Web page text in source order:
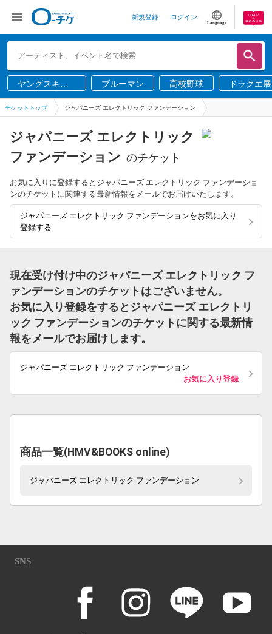
新規登録 ログイン
Language
ヤングスキニ
ー
ブルーマン 高校野球 ドラクエ展
チケットトップ ジャパニーズ エレクトリック ファンデーション
ジャパニーズ エレクトリック
ファンデーション のチケット
お気に入りに登録するとジャパニーズ エレクトリック ファンデーショ
ンのチケットに関連する最新情報をメールでお届けいたします。
ジャパニーズ エレクトリック ファンデーションをお気に入り
登録する
現在受け付け中のジャパニーズ エレクトリック フ
ァンデーションのチケットはございません。
お気に入り登録をするとジャパニーズ エレクトリ
ック ファンデーションのチケットに関する最新情
報をメールでお届けします。
ジャパニーズ エレクトリック ファンデーション
お気に入り登録
商品一覧(HMV&BOOKS online)
ジャパニーズ エレクトリック ファンデーション
SNS